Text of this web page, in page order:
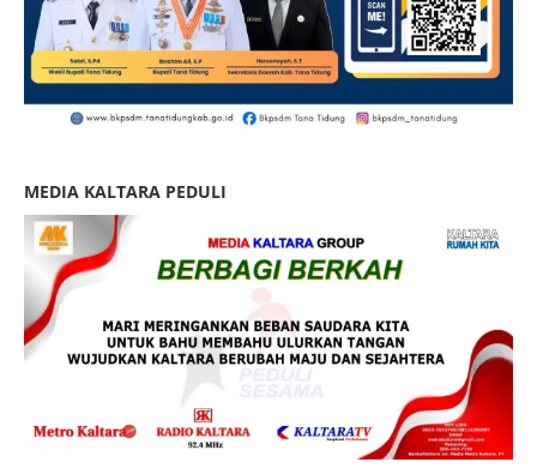
MEDIA KALTARA PEDULI